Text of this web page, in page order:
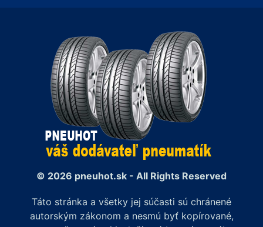
© 2026 pneuhot.sk - All Rights Reserved
Táto stránka a všetky jej súčasti sú chránené
autorským zákonom a nesmú byť kopírované,